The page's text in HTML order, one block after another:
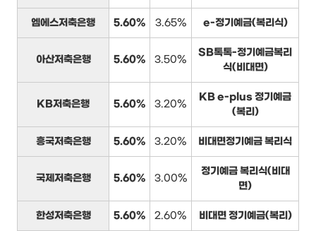
엠에스저축은행 5.60% 3.65% e-정기예금(복리식)
아산저축은행 5.60% 3.50%
SB톡톡-정기예금복리
식(비대면)
KB저축은행 5.60% 3.20%
KB e-plus 정기예금
(복리)
흥국저축은행 5.60% 3.20% 비대면정기예금 복리식
국제저축은행 5.60% 3.00%
정기예금 복리식(비대
면)
한성저축은행 5.60% 2.60% 비대면 정기예금(복리)